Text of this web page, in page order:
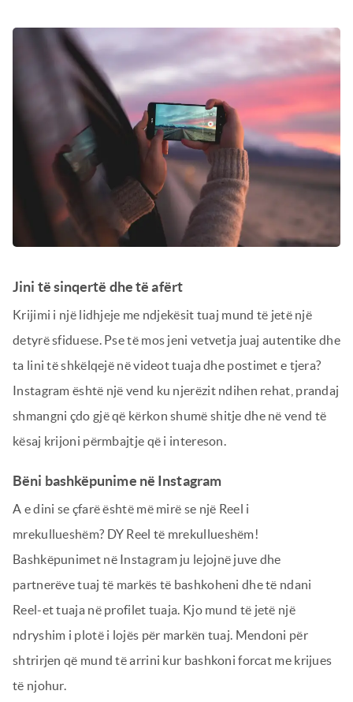
Jini të sinqertë dhe të afërt
Krijimi i një lidhjeje me ndjekësit tuaj mund të jetë një
detyrë sfiduese. Pse të mos jeni vetvetja juaj autentike dhe
ta lini të shkëlqejë në videot tuaja dhe postimet e tjera?
Instagram është një vend ku njerëzit ndihen rehat, prandaj
shmangni çdo gjë që kërkon shumë shitje dhe në vend të
kësaj krijoni përmbajtje që i intereson.
Bëni bashkëpunime në Instagram
A e dini se çfarë është më mirë se një Reel i
mrekullueshëm? DY Reel të mrekullueshëm!
Bashkëpunimet në Instagram ju lejojnë juve dhe
partnerëve tuaj të markës të bashkoheni dhe të ndani
Reel-et tuaja në profilet tuaja. Kjo mund të jetë një
ndryshim i plotë i lojës për markën tuaj. Mendoni për
shtrirjen që mund të arrini kur bashkoni forcat me krijues
të njohur.